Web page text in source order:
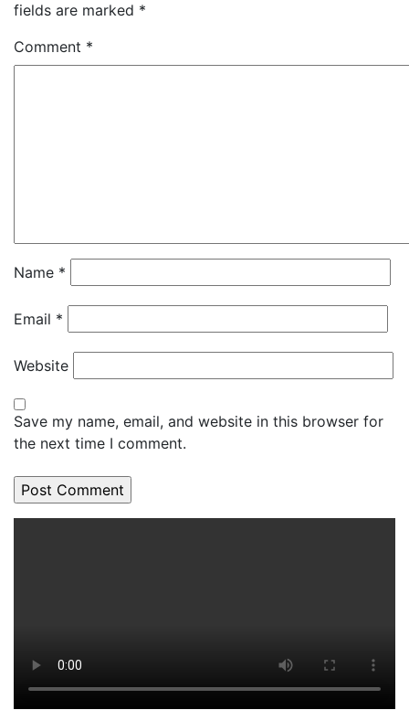
fields are marked *
Comment *
Name *
Email *
Website
Save my name, email, and website in this browser for
the next time I comment.